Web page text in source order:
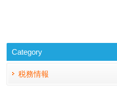
Category
税務情報